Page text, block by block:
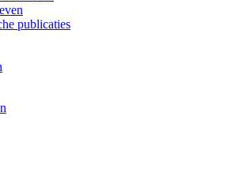
publicaties